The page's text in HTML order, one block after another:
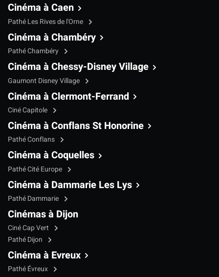
Cinéma à Caen
Pathé Les Rives de l'Orne
Cinéma à Chambéry
Pathé Chambéry
Cinéma à Chessy-Disney Village
Gaumont Disney Village
Cinéma à Clermont-Ferrand
Ciné Capitole
Cinéma à Conflans St Honorine
Pathé Conflans
Cinéma à Coquelles
Pathé Cité Europe
Cinéma à Dammarie Les Lys
Pathé Dammarie
Cinémas à Dijon
Ciné Cap Vert
Pathé Dijon
Cinéma à Evreux
Pathé Évreux